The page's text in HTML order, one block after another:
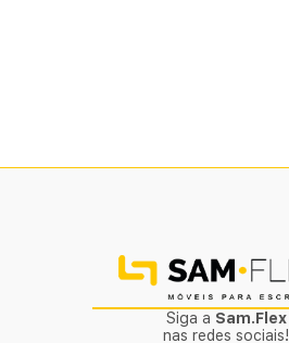
Siga a Sam.Flex
nas redes sociais!